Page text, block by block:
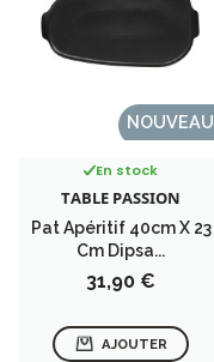
En stock
TABLE PASSION
Pat Apéritif 40cm X 23
Cm Dipsa...
Prix
31,90 €
AJOUTER
NOUVEAU